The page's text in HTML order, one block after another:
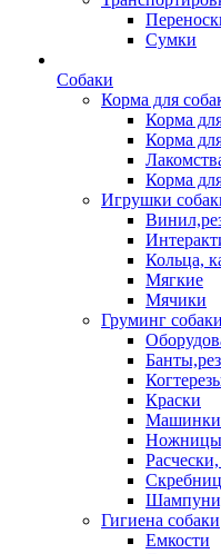
Сумки
Собаки
Корма для
Корма
Корма
Корма
Игрушки
Кольца,
Мягкие
Мячики
Груминг собаки
Краски
Машинки
Ножницы
Гигиена собаки
Емкости